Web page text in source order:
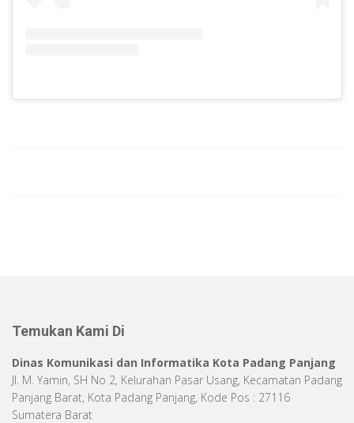
Temukan Kami Di
Dinas Komunikasi dan Informatika Kota Padang Panjang
Jl. M. Yamin, SH No 2, Kelurahan Pasar Usang, Kecamatan Padang
Panjang Barat, Kota Padang Panjang, Kode Pos : 27116
Sumatera Barat